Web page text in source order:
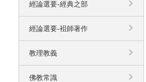
經論選要-經典之部
經論選要-袓師著作
教理教義
佛教常識